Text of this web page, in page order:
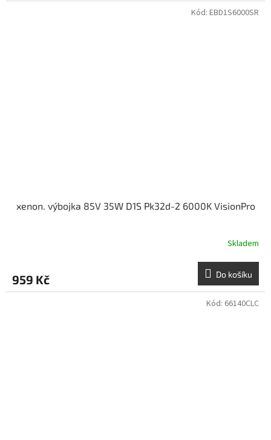
xenon. výbojka 85V 35W D1S Pk32d-2 6000K VisionPro
Skladem
959 Kč Do košíku
Kód: EBD1S6000SR
Kód: 66140CLC